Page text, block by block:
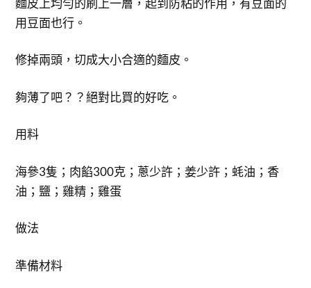
用豆面也行。
修掉兩頭，切成大小合適的麵皮。
夠薄了吧？？絕對比買的好吃。
用料
海參3隻；肉餡300克；蔥少許；姜少許；蚝油；香
油；鹽；雞精；雞蛋
做法
準備材料